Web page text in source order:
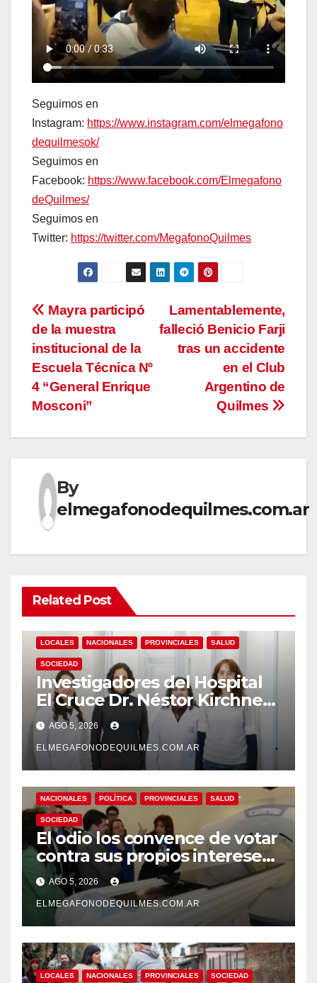
Seguimos en
Instagram: https://www.instagram.com/elmegafono
dequilmesok/
Seguimos en
Facebook: https://www.facebook.com/Elmegafono
deQuilmes/
Seguimos en
Twitter: https://twitter.com/MegafonoQuilmes
Navegación
de
entradas
Lamentablemente,
falleció Benicio Farji
tras un accidente
en el Club
Argentino de
Quilmes
Mayra participó
de la muestra
institucional de la
Escuela Técnica Nº
4 “General Enrique
Mosconi”
By
elmegafonodequilmes.com.ar
Related Post
LOCALES NACIONALES PROVINCIALES SALUD
SOCIEDAD
Investigadores del Hospital
El Cruce Dr. Néstor Kirchner
desarrollan un estudio
pionero sobre el
envejecimiento cerebral y las
demencias
AGO 5, 2026
ELMEGAFONODEQUILMES.COM.AR
NACIONALES POLÍTICA PROVINCIALES SALUD
SOCIEDAD
El odio los convence de votar
contra sus propios intereses.
Una Sociedad atrapada en la
grieta
AGO 5, 2026
ELMEGAFONODEQUILMES.COM.AR
LOCALES NACIONALES PROVINCIALES SOCIEDAD